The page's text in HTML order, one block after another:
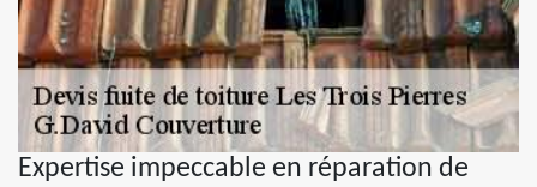
Expertise impeccable en réparation de